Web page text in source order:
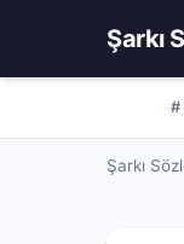
Şarkı
#
Şarkı